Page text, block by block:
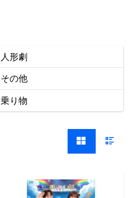
人形劇
その他
乗り物